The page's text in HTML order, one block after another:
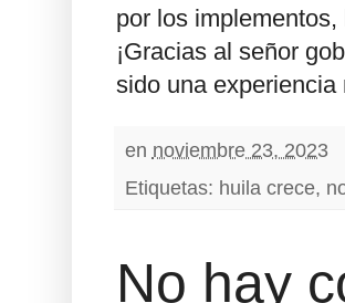
por los
¡Gracias al señor
sido una
en noviembre 23, 2023
Etiquetas: huila crece,
No hay